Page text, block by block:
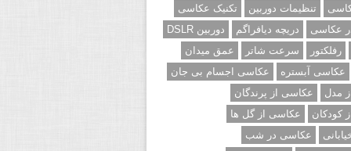
تنظیمات دوربین
تکنیک عکاسی
عکاسی
دریچه دیافراگم
دوربین DSLR
رفلکتور
سرعت شاتر
عمق میدان
عکاسی آبستره
عکاسی اجسام بی جان
مدل
عکاسی از پرندگان
کودکان
عکاسی از گل ها
عکاسی در شب